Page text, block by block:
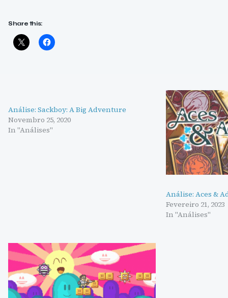
Share this:
Análise: Sackboy: A Big Adventure
Novembro 25, 2020
In "Análises"
Análise: Aces &
Fevereiro 21, 2023
In "Análises"